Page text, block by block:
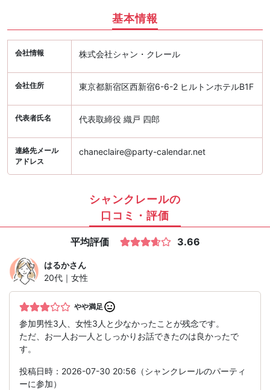
基本情報
会社情報 株式会社シャン・クレール
会社住所 東京都新宿区西新宿6-6-2 ヒルトンホテルB1F
代表者氏名 代表取締役 織戸 四郎
連絡先メール
アドレス
chaneclaire@party-calendar.net
シャンクレールの
口コミ・評価
平均評価 3.66
はるかさん
20代｜女性
やや満足
参加男性3人、女性3人と少なかったことが残念です。
ただ、お一人お一人としっかりお話できたのは良かったで
す。
投稿日時：2026-07-30 20:56（シャンクレールのパーティ
ーに参加）